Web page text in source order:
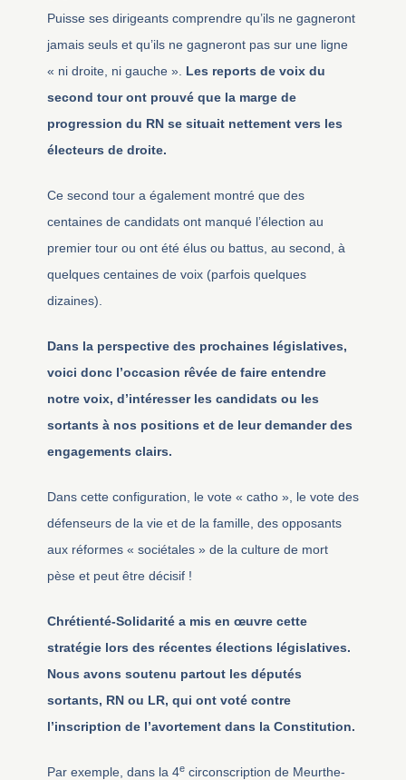
Puisse ses dirigeants comprendre qu’ils ne gagneront
jamais seuls et qu’ils ne gagneront pas sur une ligne
« ni droite, ni gauche ». Les reports de voix du
second tour ont prouvé que la marge de
progression du RN se situait nettement vers les
électeurs de droite.
Ce second tour a également montré que des
centaines de candidats ont manqué l’élection au
premier tour ou ont été élus ou battus, au second, à
quelques centaines de voix (parfois quelques
dizaines).
Dans la perspective des prochaines législatives,
voici donc l’occasion rêvée de faire entendre
notre voix, d’intéresser les candidats ou les
sortants à nos positions et de leur demander des
engagements clairs.
Dans cette configuration, le vote « catho », le vote des
défenseurs de la vie et de la famille, des opposants
aux réformes « sociétales » de la culture de mort
pèse et peut être décisif !
Chrétienté-Solidarité a mis en œuvre cette
stratégie lors des récentes élections législatives.
Nous avons soutenu partout les députés
sortants, RN ou LR, qui ont voté contre
l’inscription de l’avortement dans la Constitution.
Par exemple, dans la 4ecirconscription de Meurthe-